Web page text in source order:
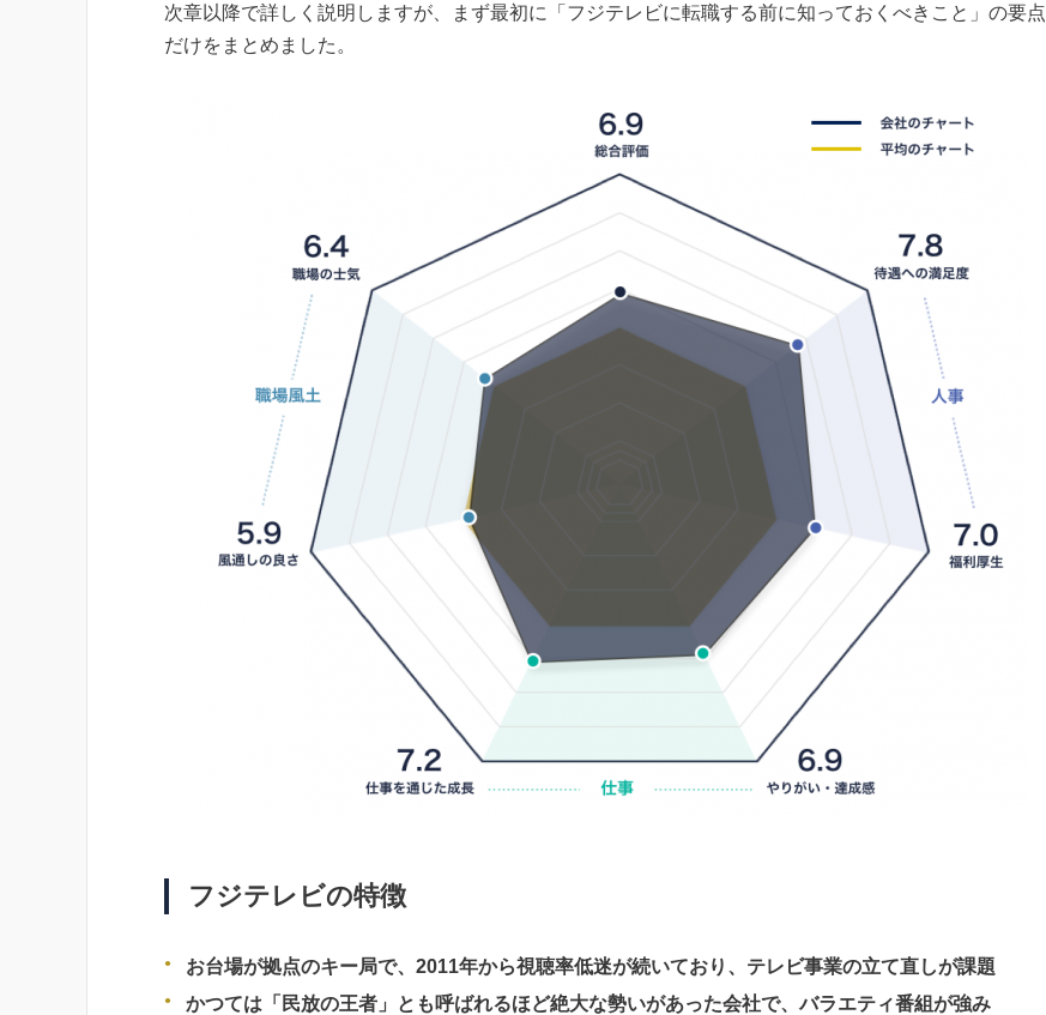
次章以降で詳しく説明しますが、まず最初に「フジテレビに転職する前に知っておくべきこと」の要点
だけをまとめました。
フジテレビの特徴
お台場が拠点のキー局で、2011年から視聴率低迷が続いており、テレビ事業の立て直しが課題
かつては「民放の王者」とも呼ばれるほど絶大な勢いがあった会社で、バラエティ番組が強み